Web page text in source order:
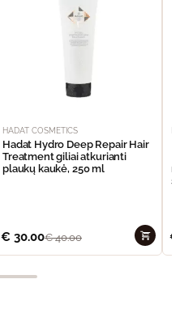
HADAT COSMETICS
Hadat Hydro Deep Repair Hair
Treatment giliai atkurianti
plaukų kaukė, 250 ml
€ 30.00€40.00 €